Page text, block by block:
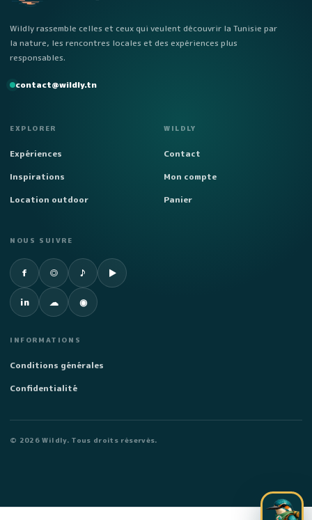
Wildly rassemble celles et ceux qui veulent découvrir la Tunisie par
la nature, les rencontres locales et des expériences plus
responsables.
contact@wildly.tn
EXPLORER
Expériences
Inspirations
Location outdoor
WILDLY
Contact
Mon compte
Panier
NOUS SUIVRE
f
Facebook
◎
Instagram♪
TikTok ▶
YouTube
in
LinkedIn ☁
SoundCloud
◉
Spotify
INFORMATIONS
Conditions générales
Confidentialité
© 2026 Wildly. Tous droits réservés.